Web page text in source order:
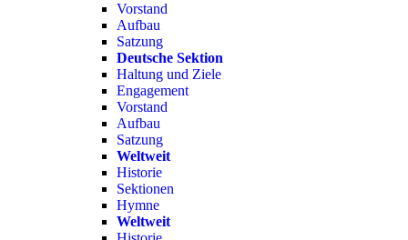
Vorstand
Aufbau
Satzung
Deutsche Sektion
Haltung und Ziele
Engagement
Vorstand
Aufbau
Satzung
Weltweit
Historie
Sektionen
Hymne
Weltweit